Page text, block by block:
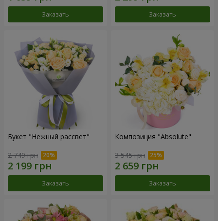
Заказать Заказать
Букет "Нежный рассвет"
2 749 грн
Заказать
Композиция "Absolute"
3 545 грн
Заказать